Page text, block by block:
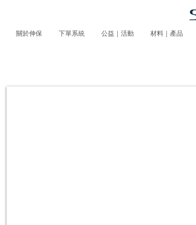
關於伸保 下單系統 公益｜活動 材料｜產品